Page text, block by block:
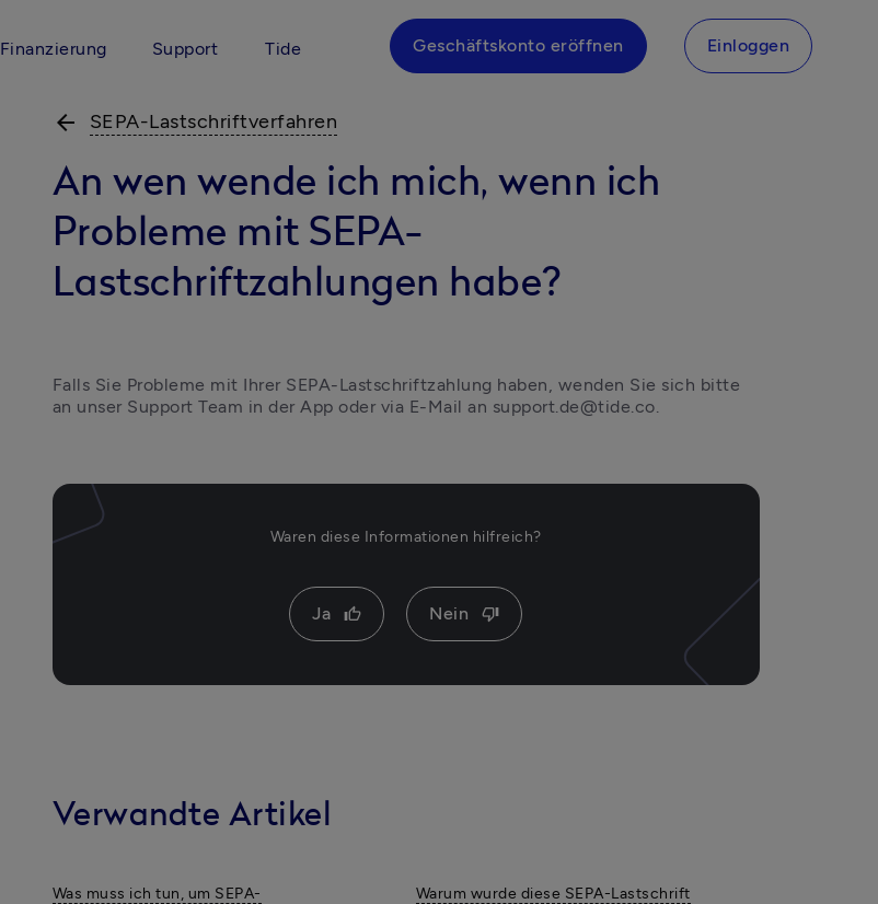
Finanzierung Support Tide Geschäftskonto eröffnen Einloggen
arrow_back SEPA-Lastschriftverfahren
An wen wende ich mich, wenn ich
Probleme mit SEPA-
Lastschriftzahlungen habe?
Falls Sie Probleme mit Ihrer SEPA-Lastschriftzahlung haben, wenden Sie sich bitte
an unser Support Team in der App oder via E-Mail an support.de@tide.co.
Waren diese Informationen hilfreich?
Ja thumb_up Nein thumb_down
Verwandte Artikel
Was muss ich tun, um SEPA-
Warum wurde diese SEPA-Lastschrift